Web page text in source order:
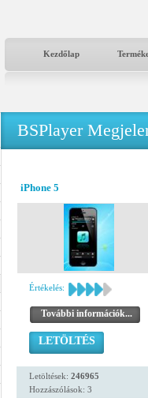
Kezdőlap
BSPlayer
iPhone 5
Értékelés:
További információk...
LETÖLTÉS
Letöltések: 246965
Hozzászólások: 3